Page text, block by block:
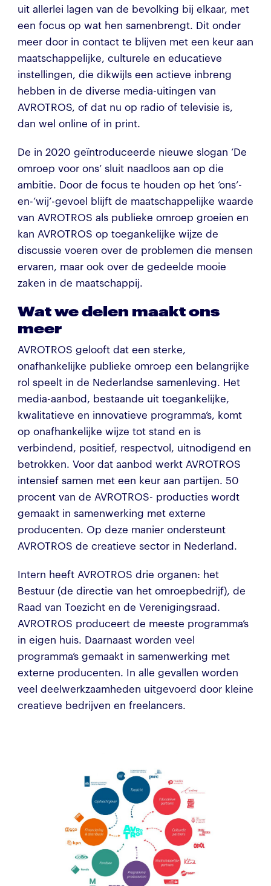
uit allerlei lagen van de bevolking bij elkaar, met
een focus op wat hen samenbrengt. Dit onder
meer door in contact te blijven met een keur aan
maatschappelijke, culturele en educatieve
instellingen, die dikwijls een actieve inbreng
hebben in de diverse media-uitingen van
AVROTROS, of dat nu op radio of televisie is,
dan wel online of in print.
De in 2020 geïntroduceerde nieuwe slogan ‘De
omroep voor ons’ sluit naadloos aan op die
ambitie. Door de focus te houden op het ‘ons’-
en-‘wij’-gevoel blijft de maatschappelijke waarde
van AVROTROS als publieke omroep groeien en
kan AVROTROS op toegankelijke wijze de
discussie voeren over de problemen die mensen
ervaren, maar ook over de gedeelde mooie
zaken in de maatschappij.
Wat we delen maakt ons
meer
AVROTROS gelooft dat een sterke,
onafhankelijke publieke omroep een belangrijke
rol speelt in de Nederlandse samenleving. Het
media-aanbod, bestaande uit toegankelijke,
kwalitatieve en innovatieve programma’s, komt
op onafhankelijke wijze tot stand en is
verbindend, positief, respectvol, uitnodigend en
betrokken. Voor dat aanbod werkt AVROTROS
intensief samen met een keur aan partijen. 50
procent van de AVROTROS- producties wordt
gemaakt in samenwerking met externe
producenten. Op deze manier ondersteunt
AVROTROS de creatieve sector in Nederland.
Intern heeft AVROTROS drie organen: het
Bestuur (de directie van het omroepbedrijf), de
Raad van Toezicht en de Verenigingsraad.
AVROTROS produceert de meeste programma’s
in eigen huis. Daarnaast worden veel
programma’s gemaakt in samenwerking met
externe producenten. In alle gevallen worden
veel deelwerkzaamheden uitgevoerd door kleine
creatieve bedrijven en freelancers.